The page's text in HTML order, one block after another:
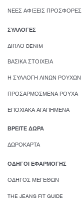
ΝΈΕΣ ΑΦΊΞΕΙΣ ΠΡΟΣΦΟΡΈΣ
ΣΥΛΛΟΓΈΣ
ΔΙΠΛΌ DENIM
ΒΑΣΙΚΆ ΣΤΟΙΧΕΊΑ
Η ΣΥΛΛΟΓΉ ΛΙΝΏΝ ΡΟΎΧΩΝ
ΠΡΟΣΑΡΜΟΣΜΈΝΑ ΡΟΎΧΑ
ΕΠΟΧΙΑΚΆ ΑΓΑΠΗΜΈΝΑ
ΒΡΕΊΤΕ ΔΏΡΑ
ΔΩΡΟΚΆΡΤΑ
ΟΔΗΓΟΊ ΕΦΑΡΜΟΓΉΣ
ΟΔΗΓΟΣ ΜΕΓΕΘΩΝ
THE JEANS FIT GUIDE